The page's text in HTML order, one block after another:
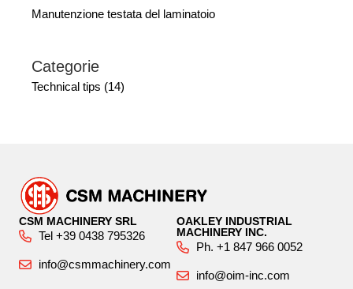
Manutenzione testata del laminatoio
Categorie
Technical tips (14)
CSM MACHINERY SRL
Tel +39 0438 795326
info@csmmachinery.com
OAKLEY INDUSTRIAL
MACHINERY INC.
Ph. +1 847 966 0052
info@oim-inc.com